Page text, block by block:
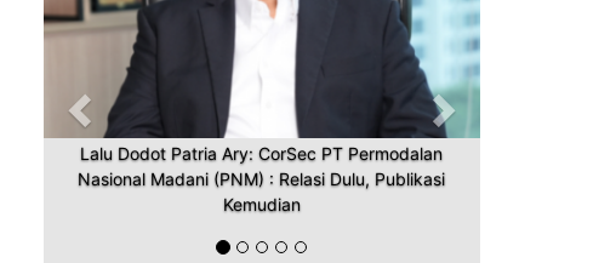
Lalu Dodot Patria Ary: CorSec PT Permodalan
Nasional Madani (PNM) : Relasi Dulu, Publikasi
Kemudian